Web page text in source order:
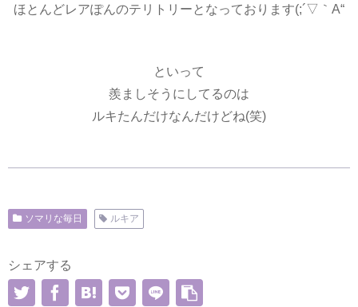
ほとんどレアぽんのテリトリーとなっております(;´▽｀A“
といって
羨ましそうにしてるのは
ルキたんだけなんだけどね(笑)
ソマリな毎日 ルキア
シェアする